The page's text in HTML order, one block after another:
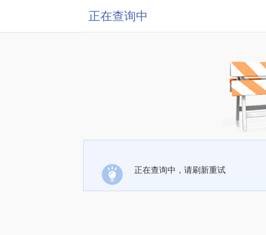
正在查询中
正在查询中，请刷新重试